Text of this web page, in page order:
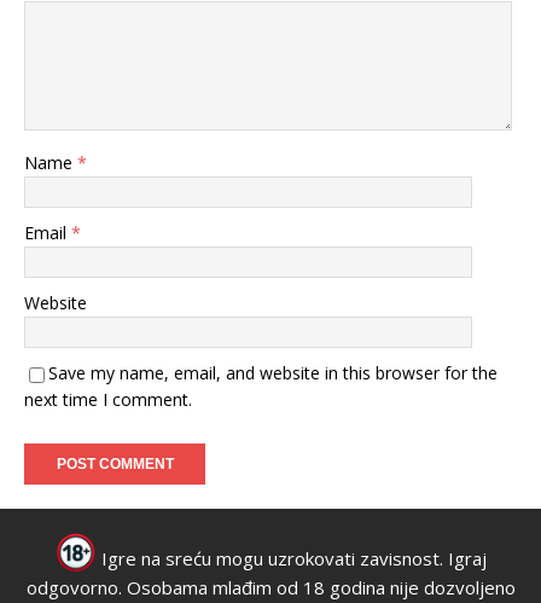
Name *
Email *
Website
Save my name, email, and website in this browser for the
next time I comment.
Igre na sreću mogu uzrokovati zavisnost. Igraj
odgovorno. Osobama mlađim od 18 godina nije dozvoljeno